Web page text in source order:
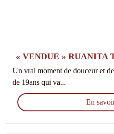
« VENDUE » RUANITA
Un vrai moment de douceur et
de 19ans qui va...
En